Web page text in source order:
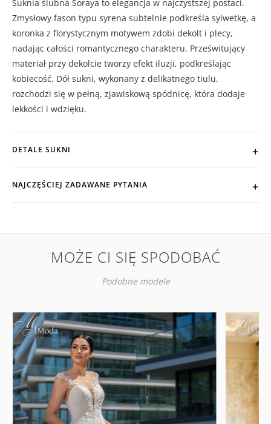
Suknia ślubna Soraya to elegancja w najczystszej postaci.
Zmysłowy fason typu syrena subtelnie podkreśla sylwetkę, a
koronka z florystycznym motywem zdobi dekolt i plecy,
nadając całości romantycznego charakteru. Prześwitujący
materiał przy dekolcie tworzy efekt iluzji, podkreślając
kobiecość. Dół sukni, wykonany z delikatnego tiulu,
rozchodzi się w pełną, zjawiskową spódnicę, która dodaje
lekkości i wdzięku.
DETALE SUKNI
NAJCZĘŚCIEJ ZADAWANE PYTANIA
MOŻE CI SIĘ SPODOBAĆ
Podobne modele